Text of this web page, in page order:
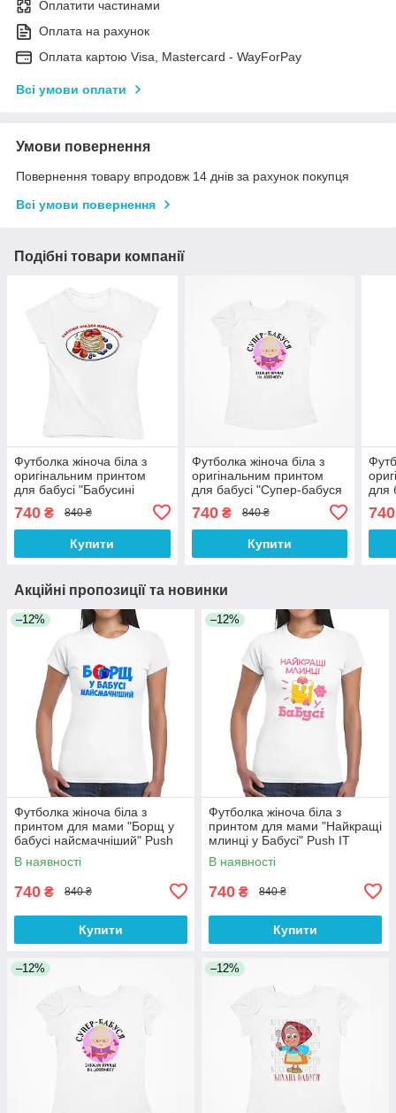
Оплатити частинами
Оплата на рахунок
Оплата картою Visa, Mastercard - WayForPay
Всі умови оплати
Умови повернення
Повернення товару впродовж 14 днів за рахунок покупця
Всі умови повернення
Подібні товари компанії
Футболка жіноча біла з
оригінальним принтом
для бабусі "Бабусині
оладки найсмачніші" Push
IT
740 ₴ 840 ₴
Купити
Футболка жіноча біла з
оригінальним принтом
для бабусі "Супер-бабуся
допомогу" Push IT
740₴ 840 ₴
Купити
для
740
Акційні пропозиції та новинки
–12%
Футболка жіноча біла з
принтом для мами "Борщ у
бабусі найсмачніший" Push
IT
В наявності
740 ₴ 840 ₴
Купити
–12%
Футболка жіноча біла з
принтом для мами "Найкращі
млинці у Бабусі" Push IT
В наявності
740 ₴ 840 ₴
Купити
–12% –12%